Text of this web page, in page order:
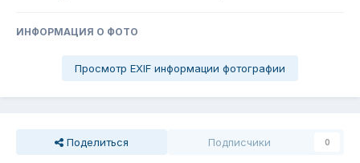
ИНФОРМАЦИЯ О ФОТО
Просмотр EXIF информации фотографии
Поделиться Подписчики 0